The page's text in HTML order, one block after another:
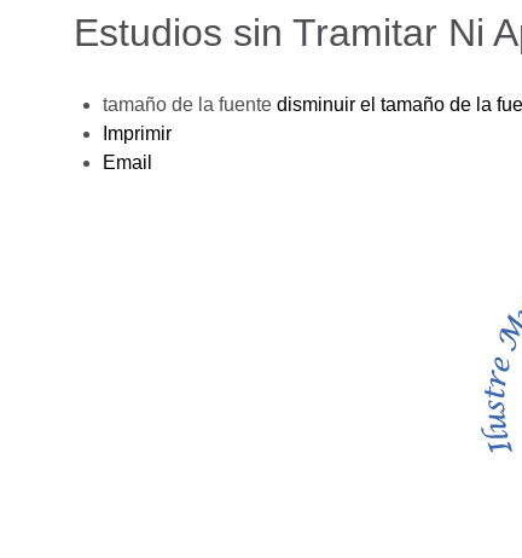
Estudios sin Tramitar Ni
tamaño de la fuente disminuir el tamaño de la
Imprimir
Email